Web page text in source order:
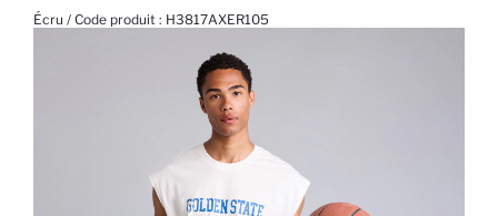
Écru / Code produit : H3817AXER105